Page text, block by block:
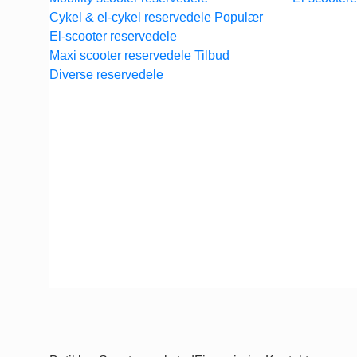
Cykel & el-cykel reservedele
El-scooter reservedele
Maxi scooter reservedele
Diverse reservedele